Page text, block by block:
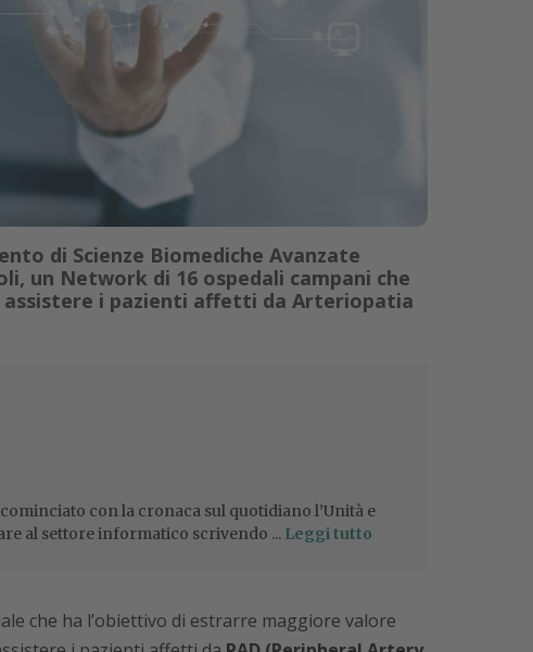
di Scienze Biomediche Avanzate
un Network di 16 ospedali campani che
i pazienti affetti da Arteriopatia
con la cronaca sul quotidiano l’Unità e
al settore informatico scrivendo ... Leggi tutto
che ha l’obiettivo di estrarre maggiore valore